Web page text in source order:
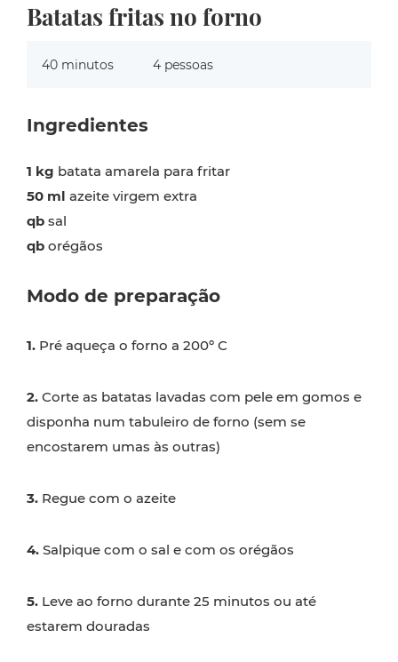
Batatas fritas no forno
40 minutos 4 pessoas
Ingredientes
1 kg batata amarela para fritar
50 ml azeite virgem extra
qb sal
qb orégãos
Modo de preparação
1. Pré aqueça o forno a 200º C
2. Corte as batatas lavadas com pele em gomos e
disponha num tabuleiro de forno (sem se
encostarem umas às outras)
3. Regue com o azeite
4. Salpique com o sal e com os orégãos
5. Leve ao forno durante 25 minutos ou até
estarem douradas